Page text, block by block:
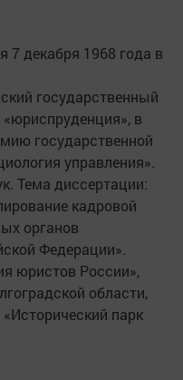
7 декабря 1968 года в
государственный
в
государственной
управления».
Тема диссертации:
кадровой
органов
Федерации».
юристов России»,
области,
парк